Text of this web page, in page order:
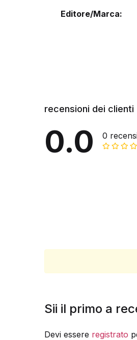
Editore/Marca
recensioni dei clienti
0.0 0
Sii il primo a
Devi essere registrato